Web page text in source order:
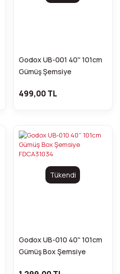
Godox UB-001 40'' 101cm
Gümüş Şemsiye
499,00 TL
Tükendi
Godox UB-010 40'' 101cm
Gümüş Box Şemsiye